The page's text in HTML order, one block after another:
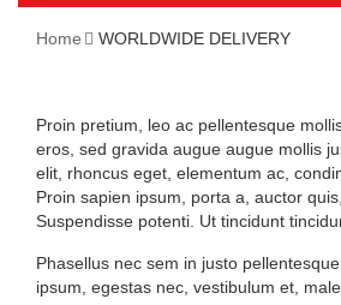
Home WORLDWIDE DELIVERY
DELIVERY
Proin pretium, leo ac pellentesque
eros, sed gravida augue augue mollis
elit, rhoncus eget, elementum ac,
Proin sapien ipsum, porta a, auctor
Suspendisse potenti. Ut tincidunt
Phasellus nec sem in justo
ipsum, egestas nec, vestibulum et,